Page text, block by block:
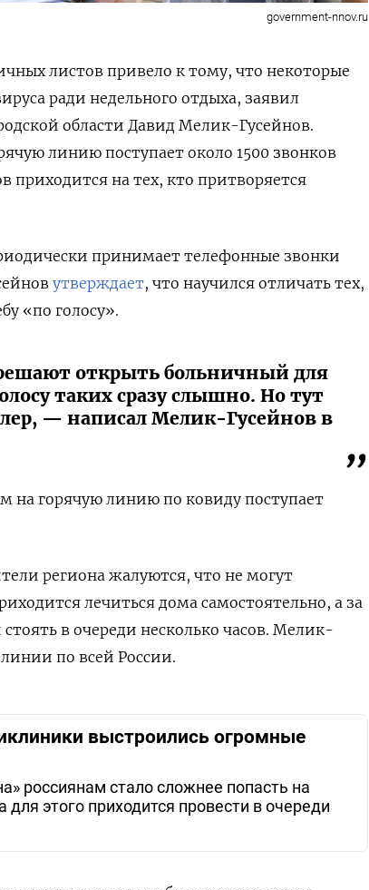
government-nnov.ru
листов привело к тому, что некоторые
ради недельного отдыха, заявил
области Давид Мелик-Гусейнов.
линию поступает около 1500 звонков
приходится на тех, кто притворяется
принимает телефонные звонки
утверждает, что научился отличать тех,
«по голосу».
открыть больничный для
таких сразу слышно. Но тут
— написал Мелик-Гусейнов в
на горячую линию по ковиду поступает
региона жалуются, что не могут
лечиться дома самостоятельно, а за
в очереди несколько часов. Мелик-
по всей России.
выстроились огромные
россиянам стало сложнее попасть на
для этого приходится провести в очереди